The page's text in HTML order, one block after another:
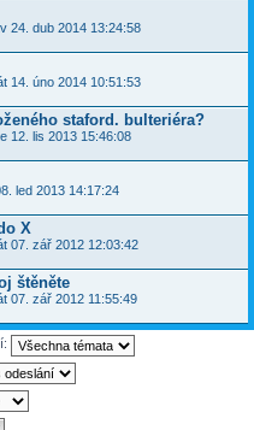
24. dub 2014 13:24:58
14. úno 2014 10:51:53
staford. bulteriéra?
12. lis 2013 15:46:08
led 2013 14:17:24
X
07. zář 2012 12:03:42
štěněte
07. zář 2012 11:55:49